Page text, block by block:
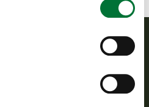
kestävää riistataloutta, tukee